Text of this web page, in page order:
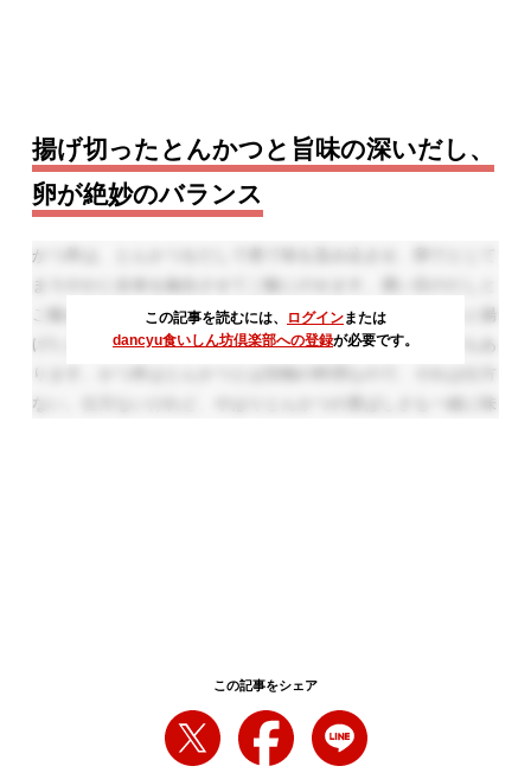
揚げ切ったとんかつと旨味の深いだし、
卵が絶妙のバランス
この記事を読むには、 ログインまたは
dancyu食いしん坊倶楽部への登録が必要です。
かつ丼は、とんかつをだしで煮て味を染み込ませ、卵でとじて
まろやかに全体を融合させてご飯にのせます。濃い目のだしと
ご飯が相まって、みんな大好きな丼です。しかし、さくっと揚
げたとんかつの香りや食感が失われることが前提の料理でもあ
ります。かつ丼はとんかつとは別物の料理なので、それは仕方
ない。仕方ないけれど、やはりとんかつの香ばしさも一緒に味
くり」のロースかつ丼です。こちらのかつ丼は卵でとじたとん
かつをご飯にのせる定番スタイル。ただし、強めにしっかり揚
この記事をシェア